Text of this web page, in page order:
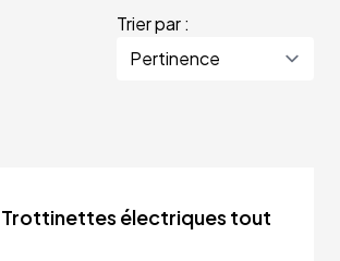
Trier par :
Trottinettes électriques tout